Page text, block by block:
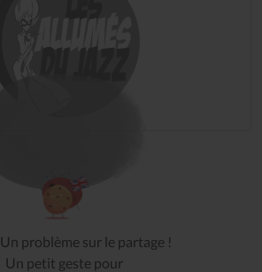
Un problème sur le partage !
Un petit geste pour